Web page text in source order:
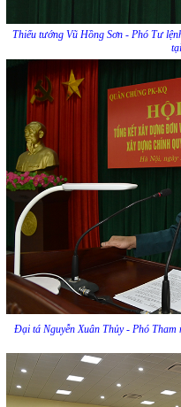
Thiếu tướng Vũ Hồng Sơn - Phó Tư
Đại tá Nguyễn Xuân Thủy - Phó